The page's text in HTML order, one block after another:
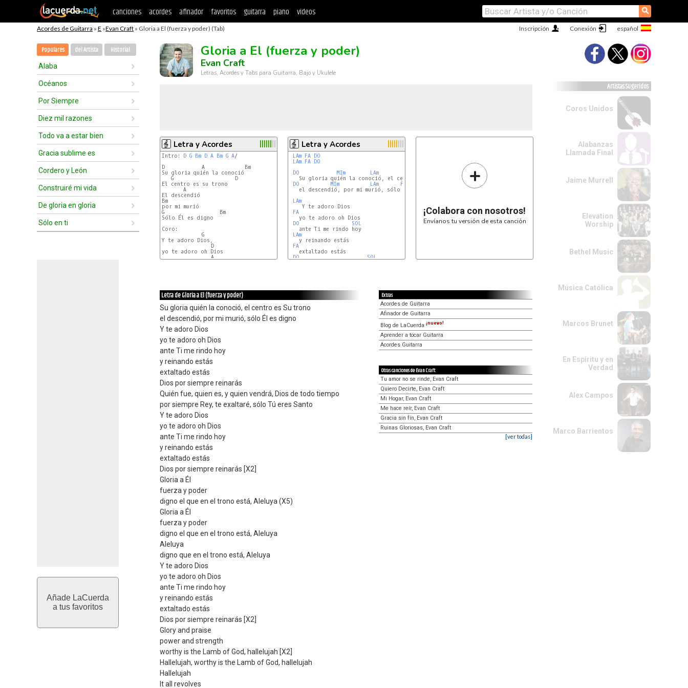
canciones acordes afinador favoritos guitarra piano videos ⚲
Acordes de Guitarra » E »Evan Craft » Gloria a El (fuerza y poder) (Tab) Conexión
Inscripción
Populares del Artista Historial
Alaba
Océanos
Por Siempre
Diez mil razones
Todo va a estar bien
Gracia sublime es
Cordero y León
Construiré mi vida
De gloria en gloria
Sólo en ti
Añade LaCuerda
a tus favoritos
Gloria a El (fuerza y poder)
Evan Craft
Letras, Acordes y Tabs para Guitarra, Bajo y Ukulele
Letra y Acordes
Intro: D G Bm D A Bm G A/
D            A             Bm
Su gloria quién la conoció
   G                    D
El centro es su trono
A
El descendió
Bm
por mi murió
G                  Bm
Sólo Él es digno
Coro:
G
Y te adoro Dios,
                D
yo te adoro oh Dios
A
Letra y Acordes
LAm FA DO
LAm FA DO
DO
MIm LAm
   Su gloria quién la conoció, el centro es Su trono
DO
MIm LAm
FA
   el descendió, por mi murió, sólo Él es digno
LAm
    Y te adoro Dios
FA
   yo te adoro oh Dios
DO
SOL
   ante Ti me rindo hoy
LAm
   y reinando estás
FA
   extaltado estás
DO
SOL
+
¡Colabora con nosotros!
Envíanos tu versión de esta canción
Letra de Gloria a El (fuerza y poder)
Su gloria quién la conoció, el centro es Su trono
el descendió, por mi murió, sólo Él es digno
Y te adoro Dios
yo te adoro oh Dios
ante Ti me rindo hoy
y reinando estás
extaltado estás
Dios por siempre reinarás
Quién fue, quien es, y quien vendrá, Dios de todo tiempo
por siempre Rey, te exaltaré, sólo Tú eres Santo
Y te adoro Dios
yo te adoro oh Dios
ante Ti me rindo hoy
y reinando estás
extaltado estás
Dios por siempre reinarás [X2]
Gloria a Él
fuerza y poder
digno el que en el trono está, Aleluya (X5)
Gloria a Él
fuerza y poder
digno el que en el trono está, Aleluya
Aleluya
digno que en el trono está, Aleluya
Y te adoro Dios
yo te adoro oh Dios
ante Ti me rindo hoy
y reinando estás
extaltado estás
Dios por siempre reinarás [X2]
Glory and praise
power and strength
worthy is the Lamb of God, hallelujah [X2]
Hallelujah, worthy is the Lamb of God, hallelujah
Hallelujah
It all revolves
Extras
Acordes de Guitarra
Afinador de Guitarra
Blog de LaCuerda ¡nuevo!
Aprender a tocar Guitarra
Acordes Guitarra
Otras canciones de Evan Craft
Tu amor no se rinde, Evan Craft
Quiero Decirte, Evan Craft
Mi Hogar, Evan Craft
Me hace reír, Evan Craft
Gracia sin fín, Evan Craft
Ruinas Gloriosas, Evan Craft
[ver todas]
Artistas Sugeridos
Coros Unidos
Alabanzas
Llamada Final
Jaime Murrell
Elevation
Worship
Bethel Music
Música Católica
Marcos Brunet
En Espiritu y en
Verdad
Alex Campos
Marco Barrientos